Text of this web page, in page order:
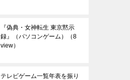
『偽典・女神転生 東京黙示
録』（パソコンゲーム）
（8
view）
テレビゲーム一覧年表を振り